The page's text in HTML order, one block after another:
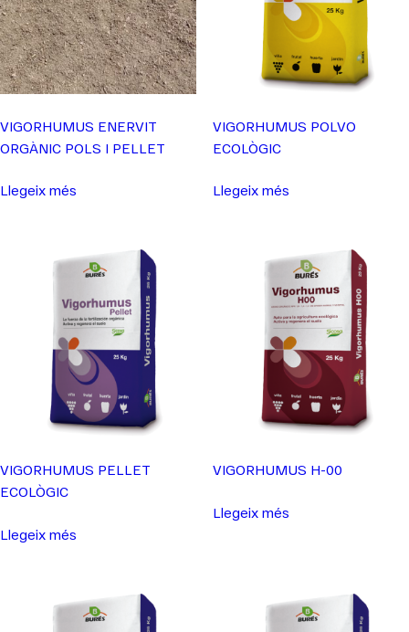
VIGORHUMUS ENERVIT
ORGÀNIC POLS I PELLET
Llegeix més
VIGORHUMUS POLVO
ECOLÒGIC
Llegeix més
VIGORHUMUS PELLET
ECOLÒGIC
Llegeix més
VIGORHUMUS H-00
Llegeix més